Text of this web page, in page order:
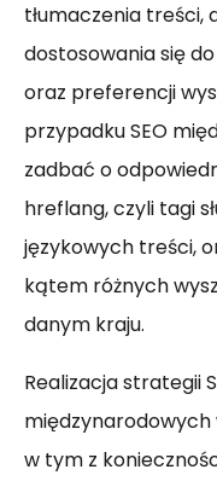
tłumaczenia treści,
dostosowania się
oraz preferencji
przypadku SEO
zadbać o
hreflang, czyli tagi
językowych treści,
kątem różnych
danym kraju.
Realizacja strategii
międzynarodowych
w tym z